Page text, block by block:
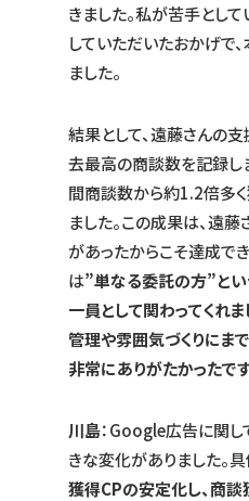
きました。私が苦手とし
していただいたおかげで
ました。
結果として、遠藤さんの
去最高の商談数を記録し
間商談数から約1.2倍多
ました。この成果は、遠
があったからこそ達成で
は”単なる委託の方”とい
一員として関わってくれま
管理や雰囲気づくりにま
非常にありがたかったです
川島：Google広告に関し
きな変化がありました。
獲得CPの安定化し、商